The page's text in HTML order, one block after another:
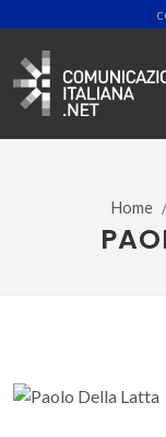
Home